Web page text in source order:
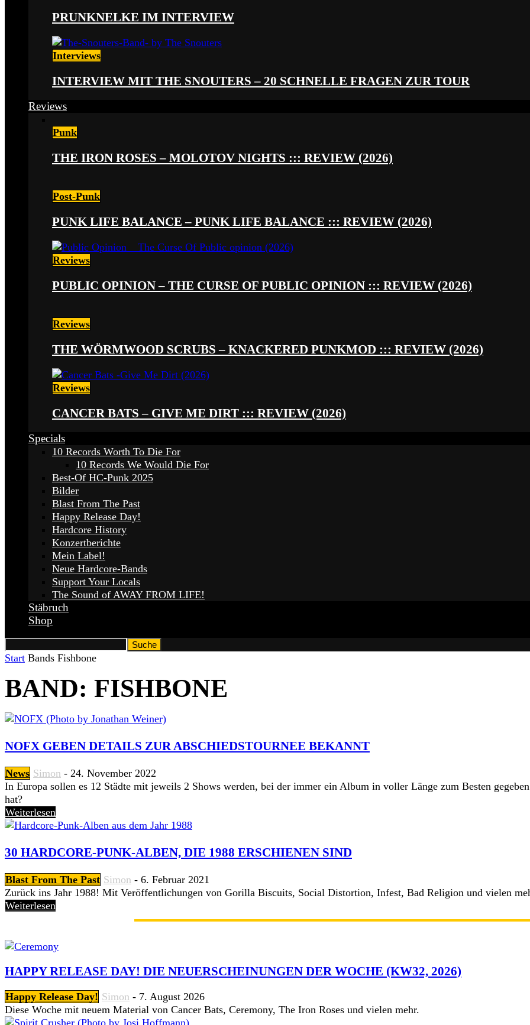
PRUNKNELKE IM INTERVIEW
Interviews
INTERVIEW MIT THE SNOUTERS – 20 SCHNELLE FRAGEN ZUR TOUR
Reviews
Punk
THE IRON ROSES – MOLOTOV NIGHTS ::: REVIEW (2026)
Post-Punk
PUNK LIFE BALANCE – PUNK LIFE BALANCE ::: REVIEW (2026)
Reviews
PUBLIC OPINION – THE CURSE OF PUBLIC OPINION ::: REVIEW (2026)
Reviews
THE WÖRMWOOD SCRUBS – KNACKERED PUNKMOD ::: REVIEW (2026)
Reviews
CANCER BATS – GIVE ME DIRT ::: REVIEW (2026)
Specials
10 Records Worth To Die For
10 Records We Would Die For
Best-Of HC-Punk 2025
Bilder
Blast From The Past
Happy Release Day!
Hardcore History
Konzertberichte
Mein Label!
Neue Hardcore-Bands
Support Your Locals
The Sound of AWAY FROM LIFE!
Stäbruch
Shop
Start Bands Fishbone
BAND: FISHBONE
NOFX GEBEN DETAILS ZUR ABSCHIEDSTOURNEE BEKANNT
News Simon - 24. November 2022
In Europa sollen es 12 Städte mit jeweils 2 Shows werden, bei der immer ein Album in voller Länge zum Besten
hat?
Weiterlesen
30 HARDCORE-PUNK-ALBEN, DIE 1988 ERSCHIENEN SIND
Blast From The Past Simon - 6. Februar 2021
Zurück ins Jahr 1988! Mit Veröffentlichungen von Gorilla Biscuits, Social Distortion, Infest, Bad Religion und vielen
Weiterlesen
HAPPY RELEASE DAY! DIE NEUERSCHEINUNGEN DER WOCHE (KW32, 2026)
Happy Release Day! Simon - 7. August 2026
Diese Woche mit neuem Material von Cancer Bats, Ceremony, The Iron Roses und vielen mehr.